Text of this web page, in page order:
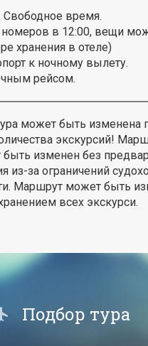
Свободное время.
в 12:00, вещи
хранения в отеле)
к ночному вылету.
рейсом.
может быть изменена
экскурсий!
изменен без
из-за ограничений
Маршрут может быть
всех экскурси.
Подбор тура